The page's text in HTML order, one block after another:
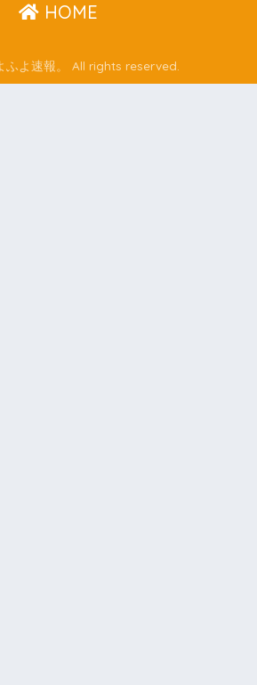
HOME
ふよ速報。 All rights reserved.